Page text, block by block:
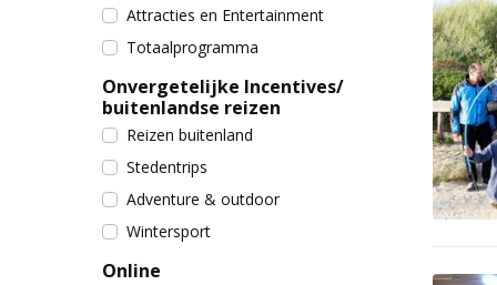
Attracties en Entertainment
Totaalprogramma
Onvergetelijke Incentives/
buitenlandse reizen
Reizen buitenland
Stedentrips
Adventure & outdoor
Wintersport
Online